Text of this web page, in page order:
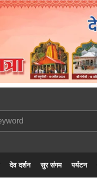
देव दर्शन सुर संगम पर्यटन